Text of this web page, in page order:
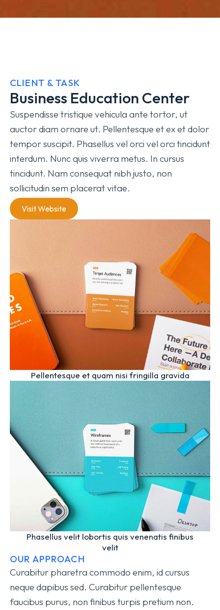
CLIENT & TASK
Business Education Center
Suspendisse tristique vehicula ante tortor, ut
auctor diam ornare ut. Pellentesque et ex et dolor
tempor suscipit. Phasellus vel orci vel orci tincidunt
interdum. Nunc quis viverra metus. In cursus
tincidunt. Nam consequat nibh justo, non
sollicitudin sem placerat vitae.
Visit Website
Pellentesque et quam nisi fringilla gravida
Phasellus velit lobortis quis venenatis finibus
velit
OUR APPROACH
Curabitur pharetra commodo enim, id cursus
neque dapibus sed. Curabitur pellentesque
faucibus purus, non finibus turpis pretium non.